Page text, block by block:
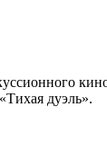
дуэль».